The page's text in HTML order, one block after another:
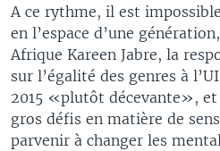
A ce rythme, il est
en l’espace d’une
Afrique Kareen Jabre, la
sur l’égalité des genres à
2015 «plutôt décevante»,
gros défis en matière de
parvenir à changer les